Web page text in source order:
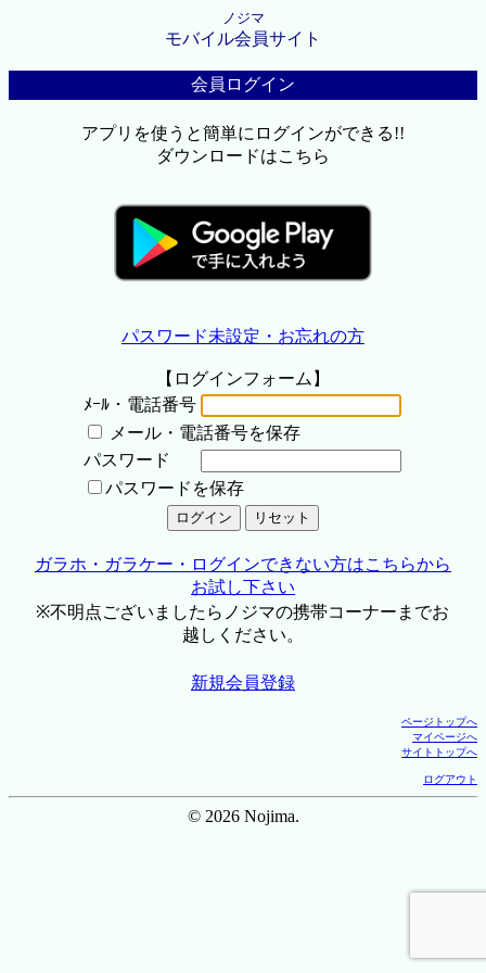
ノジマ
モバイル会員サイト
会員ログイン
アプリを使うと簡単にログインができる!!
ダウンロードはこちら
パスワード未設定・お忘れの方
【ログインフォーム】
ﾒｰﾙ・電話番号
メール・電話番号を保存
パスワード
パスワードを保存
ガラホ・ガラケー・ログインできない方はこちらから
お試し下さい
※不明点ございましたらノジマの携帯コーナーまでお
越しください。
新規会員登録
ページトップへ
マイページへ
サイトトップへ
ログアウト
© 2026 Nojima.